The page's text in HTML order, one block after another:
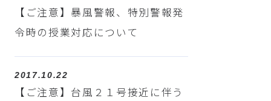
【ご注意】暴風警報、特別警報発
令時の授業対応について
2017.10.22
【ご注意】台風２１号接近に伴う